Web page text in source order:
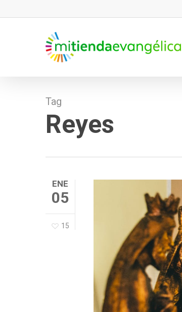
Tag
Reyes
ENE
05
15